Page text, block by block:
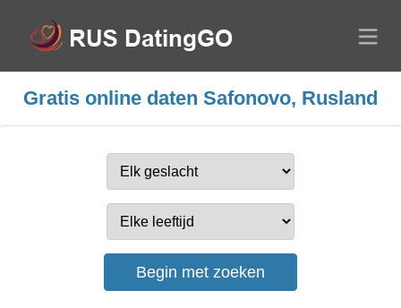
Gratis online daten Safonovo, Rusland